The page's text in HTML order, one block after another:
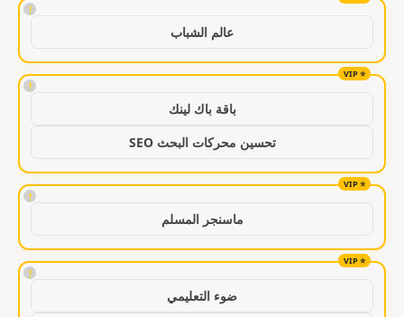
!
عالم الشباب
!
باقة باك لينك
تحسين محركات البحث SEO
!
ماسنجر المسلم
!
ضوء التعليمي